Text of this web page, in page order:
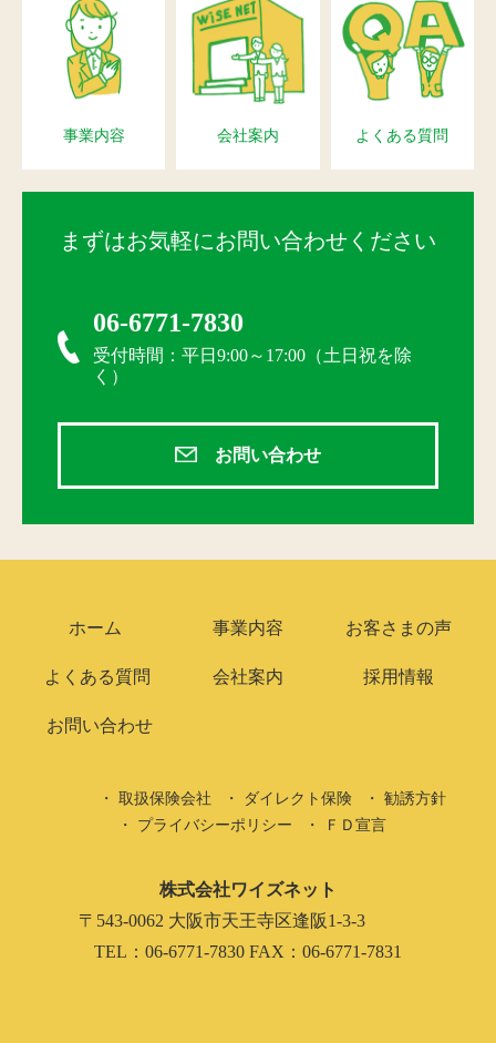
事業内容 会社案内 よくある質問
まずはお気軽にお問い合わせください
06-6771-7830
受付時間：平日9:00～17:00（土日祝を除
く）
お問い合わせ
ホーム 事業内容 お客さまの声
よくある質問 会社案内 採用情報
お問い合わせ
取扱保険会社 ダイレクト保険
勧誘方針
プライバシーポリシー
ＦＤ宣言
株式会社ワイズネット
〒543-0062 大阪市天王寺区逢阪1-3-3
TEL：06-6771-7830 FAX：06-6771-7831